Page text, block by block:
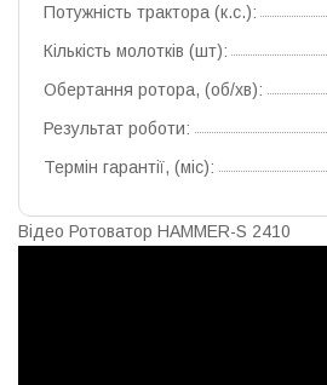
Потужність трактора (к.с.):
Кількість молотків (шт):
Обертання ротора, (об/хв):
Результат роботи:
Термін гарантії, (міс):
Відео Ротоватор HAMMER-S 2410